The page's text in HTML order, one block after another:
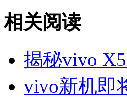
相关阅读
揭秘vivo
vivo新机即